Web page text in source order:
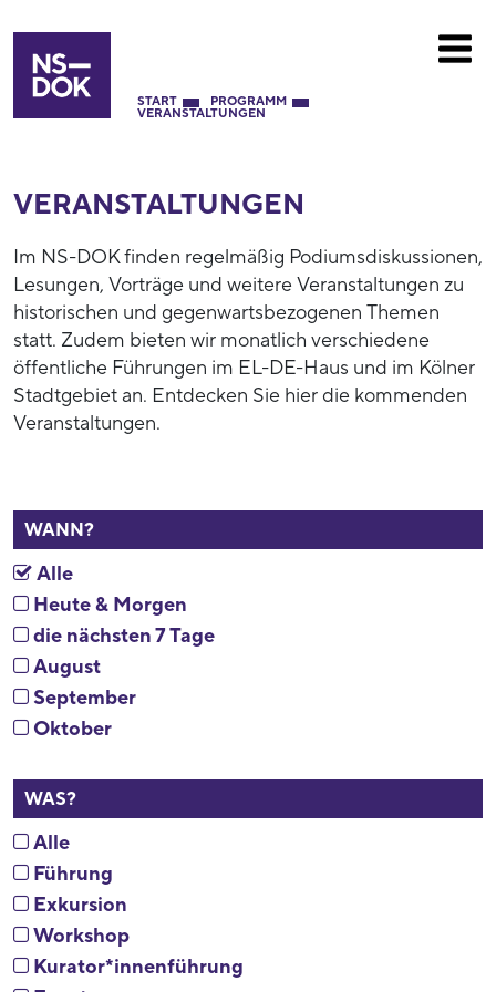
START PROGRAMM
VERANSTALTUNGEN
VERANSTALTUNGEN
Im NS-DOK finden regelmäßig Podiumsdiskussionen,
Lesungen, Vorträge und weitere Veranstaltungen zu
historischen und gegenwartsbezogenen Themen
statt. Zudem bieten wir monatlich verschiedene
öffentliche Führungen im EL-DE-Haus und im Kölner
Stadtgebiet an. Entdecken Sie hier die kommenden
Veranstaltungen.
WANN?
Alle
Heute & Morgen
die nächsten 7 Tage
August
September
Oktober
WAS?
Alle
Führung
Exkursion
Workshop
Kurator*innenführung